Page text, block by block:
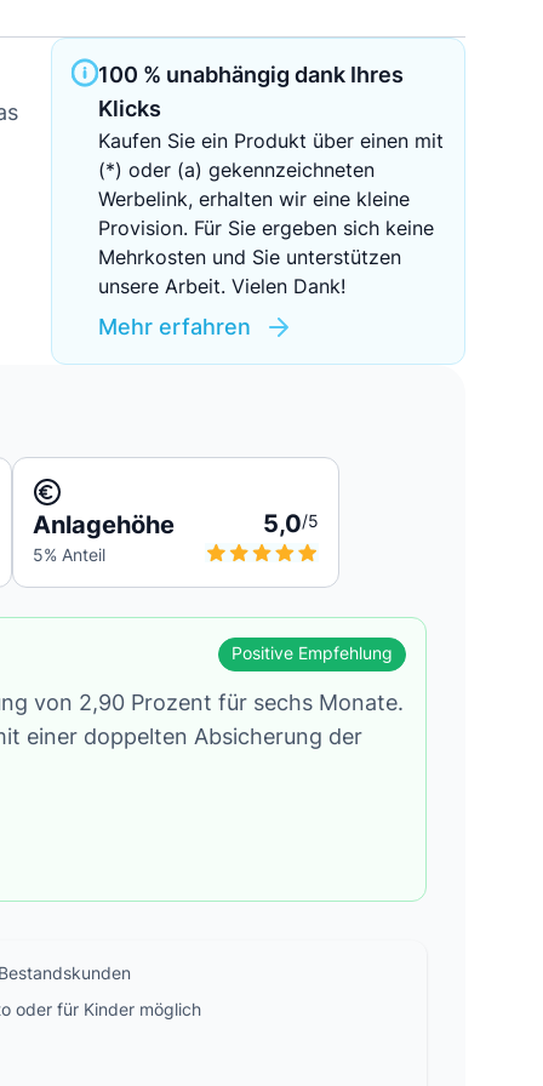
Sichere Geldanlagen
Crowdinvesting in Immobilien
EZB-Leitzins
100 % unabhängig dank Ihres
Klicks
Kaufen Sie ein Produkt über einen mit
(*) oder (a) gekennzeichneten
Werbelink, erhalten wir eine kleine
Provision. Für Sie ergeben sich keine
Mehrkosten und Sie unterstützen
unsere Arbeit. Vielen Dank!
Mehr erfahren
Anlagehöhe 5,0/5
5% Anteil
Positive Empfehlung
von 2,90 Prozent für sechs Monate.
einer doppelten Absicherung der
oder für Kinder möglich